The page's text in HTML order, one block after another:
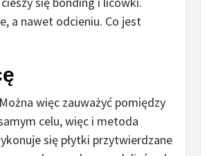
a nawet odcieniu. Co jest
więc zauważyć pomiędzy
celu, więc i metoda
się płytki przytwierdzane